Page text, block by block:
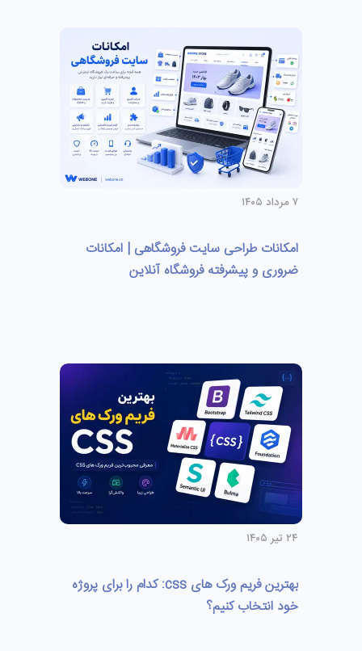
۷ مرداد ۱۴۰۵
امکانات طراحی سایت فروشگاهی | امکانات
ضروری و پیشرفته فروشگاه آنلاین
۲۴ تیر ۱۴۰۵
بهترین فریم ورک های css: کدام را برای پروژه
خود انتخاب کنیم؟